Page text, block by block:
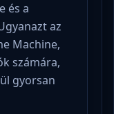
és a
az
Machine,
számára,
gyorsan